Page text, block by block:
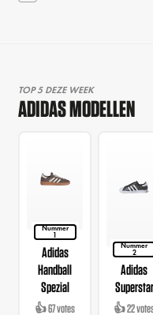
TOP 5 DEZE WEEK
ADIDAS MODELLEN
Nummer
1
Adidas
Handball
Spezial
👍 67 votes
Nummer
2
Adidas
Superstar
👍 22